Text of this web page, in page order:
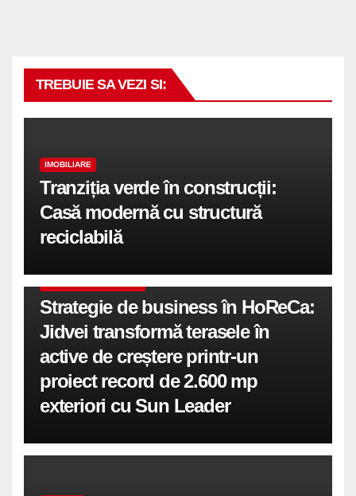
TREBUIE SA VEZI SI:
IMOBILIARE
Tranziția verde în construcții:
Casă modernă cu structură
reciclabilă
Strategie de business în HoReCa:
Jidvei transformă terasele în
active de creștere printr-un
proiect record de 2.600 mp
exteriori cu Sun Leader